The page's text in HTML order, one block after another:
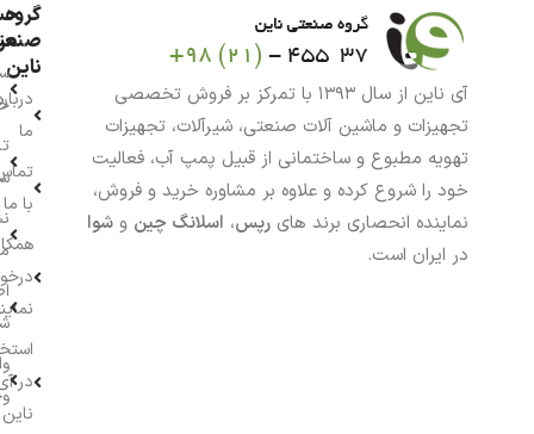
آی ناین از سال ۱۳۹۳ با تمرکز بر فروش تخصصی
تجهیزات و ماشین آلات صنعتی، شیرآلات، تجهیزات
تهویه مطبوع و ساختمانی از قبیل پمپ آب، فعالیت
خود را شروع کرده و علاوه بر مشاوره خرید و فروش،
نماینده انحصاری برند های رپس، اسلانگ چین و شوا
در ایران است.
گروه
ناین
ما
با ما
در
ناین